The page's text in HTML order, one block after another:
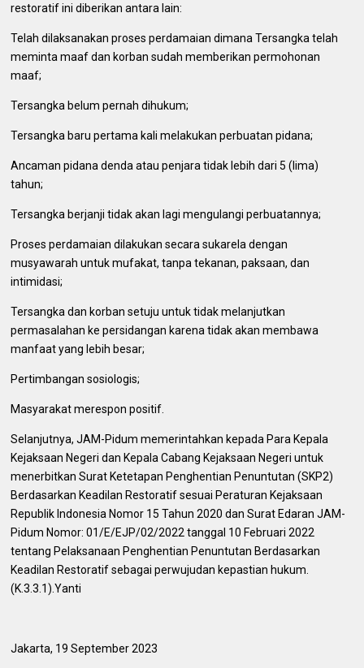
restoratif ini diberikan antara lain:
Telah dilaksanakan proses perdamaian dimana Tersangka telah
meminta maaf dan korban sudah memberikan permohonan
maaf;
Tersangka belum pernah dihukum;
Tersangka baru pertama kali melakukan perbuatan pidana;
Ancaman pidana denda atau penjara tidak lebih dari 5 (lima)
tahun;
Tersangka berjanji tidak akan lagi mengulangi perbuatannya;
Proses perdamaian dilakukan secara sukarela dengan
musyawarah untuk mufakat, tanpa tekanan, paksaan, dan
intimidasi;
Tersangka dan korban setuju untuk tidak melanjutkan
permasalahan ke persidangan karena tidak akan membawa
manfaat yang lebih besar;
Pertimbangan sosiologis;
Masyarakat merespon positif.
Selanjutnya, JAM-Pidum memerintahkan kepada Para Kepala
Kejaksaan Negeri dan Kepala Cabang Kejaksaan Negeri untuk
menerbitkan Surat Ketetapan Penghentian Penuntutan (SKP2)
Berdasarkan Keadilan Restoratif sesuai Peraturan Kejaksaan
Republik Indonesia Nomor 15 Tahun 2020 dan Surat Edaran JAM-
Pidum Nomor: 01/E/EJP/02/2022 tanggal 10 Februari 2022
tentang Pelaksanaan Penghentian Penuntutan Berdasarkan
Keadilan Restoratif sebagai perwujudan kepastian hukum.
(K.3.3.1).Yanti
Jakarta, 19 September 2023